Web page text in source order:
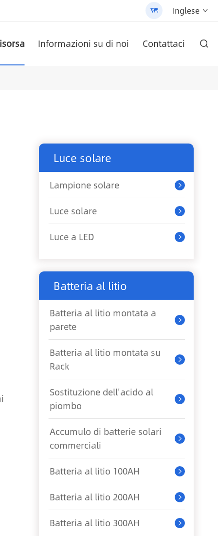
 Inglese 
Informazioni su di noi Contattaci 
Luce solare
Lampione solare 
Luce solare 
Luce a LED 
Batteria al litio
Batteria al litio montata a
parete

Batteria al litio montata su
Rack

Sostituzione dell'acido al
piombo

Accumulo di batterie solari
commerciali

Batteria al litio 100AH 
Batteria al litio 200AH 
Batteria al litio 300AH 